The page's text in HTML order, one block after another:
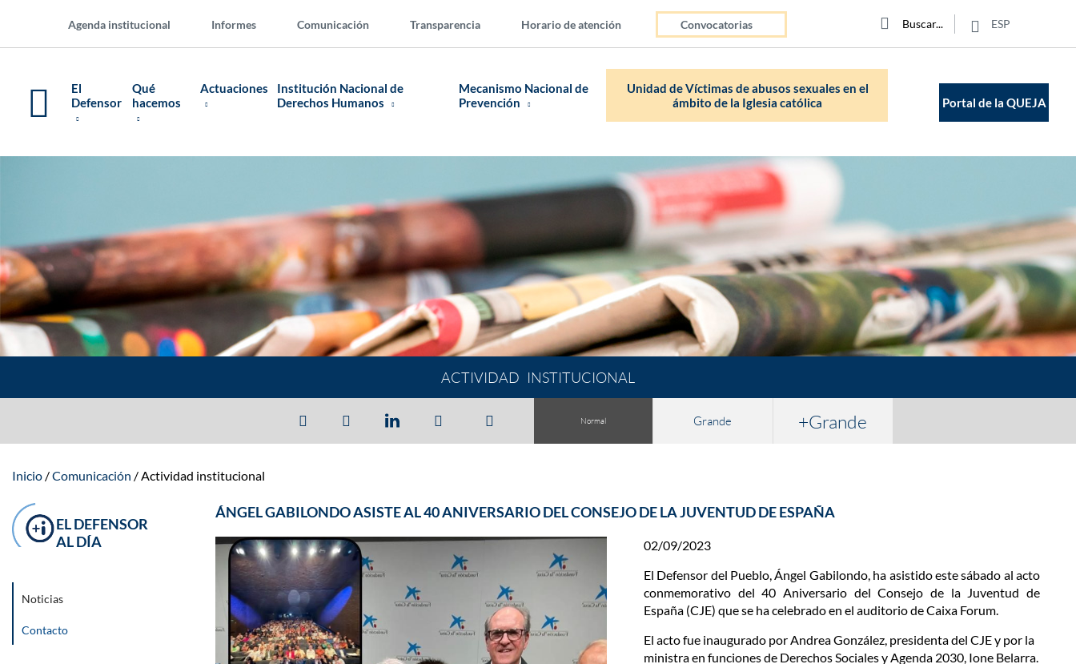
Agenda institucional Informes Comunicación Transparencia Horario de atención Convocatorias
Buscar
Click para buscar
Buscar ESP
El
Defensor
Qué
hacemos
Actuaciones
Institución Nacional de
Derechos Humanos
Mecanismo Nacional de
Prevención
Unidad de Víctimas de abusos sexuales en el
ámbito de la Iglesia católica
Portal de la QUEJA
ACTIVIDAD INSTITUCIONAL
Normal Grande +Grande
Inicio Comunicación Actividad institucional
ÁNGEL GABILONDO ASISTE AL 40 ANIVERSARIO DEL CONSEJO DE LA JUVENTUD DE ESPAÑA
02/09/2023
El Defensor del Pueblo, Ángel Gabilondo, ha asistido este sábado al acto
conmemorativo del 40 Aniversario del Consejo de la Juventud de
España (CJE) que se ha celebrado en el auditorio de Caixa Forum.
El acto fue inaugurado por Andrea González, presidenta del CJE y por la
ministra en funciones de Derechos Sociales y Agenda 2030, Ione Belarra.
EL DEFENSOR
AL DÍA
Noticias
Contacto